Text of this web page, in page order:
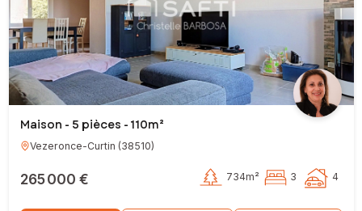
Maison - 5 pièces - 110m²
Vezeronce-Curtin (38510)
265 000 € 734m² 3 4